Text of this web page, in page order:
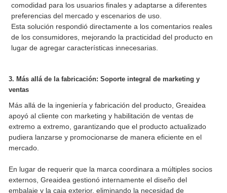
comodidad para los usuarios finales y adaptarse a diferentes
preferencias del mercado y escenarios de uso.
Esta solución respondió directamente a los comentarios reales
de los consumidores, mejorando la practicidad del producto en
lugar de agregar características innecesarias.
3. Más allá de la fabricación: Soporte integral de marketing y
ventas
Más allá de la ingeniería y fabricación del producto, Greaidea
apoyó al cliente con marketing y habilitación de ventas de
extremo a extremo, garantizando que el producto actualizado
pudiera lanzarse y promocionarse de manera eficiente en el
mercado.
En lugar de requerir que la marca coordinara a múltiples socios
externos, Greaidea gestionó internamente el diseño del
embalaje y la caja exterior, eliminando la necesidad de